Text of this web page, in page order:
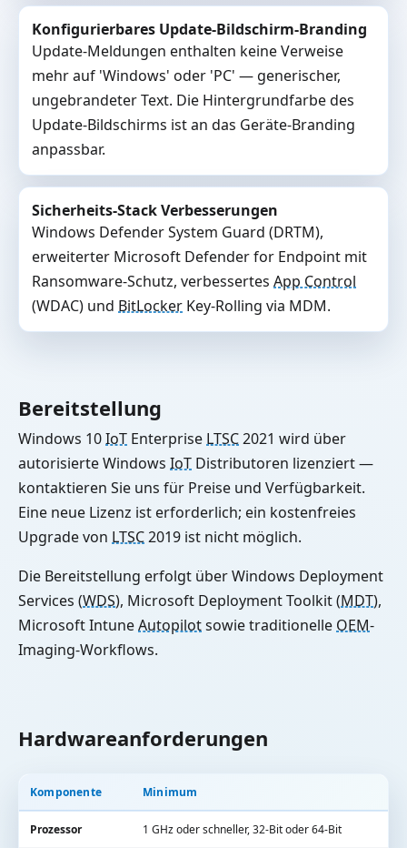
Konfigurierbares Update-Bildschirm-Branding
Update-Meldungen enthalten keine Verweise
mehr auf 'Windows' oder 'PC' — generischer,
ungebrandeter Text. Die Hintergrundfarbe des
Update-Bildschirms ist an das Geräte-Branding
anpassbar.
Sicherheits-Stack Verbesserungen
Windows Defender System Guard (DRTM),
erweiterter Microsoft Defender for Endpoint mit
Ransomware-Schutz, verbessertes App Control
(WDAC) und BitLocker Key-Rolling via MDM.
Bereitstellung
Windows 10IoT Enterprise LTSC2021 wird über
autorisierte Windows IoT Distributoren lizenziert —
kontaktieren Sie uns für Preise und Verfügbarkeit.
Eine neue Lizenz ist erforderlich; ein kostenfreies
Upgrade von LTSC2019 ist nicht möglich.
Die Bereitstellung erfolgt über Windows Deployment
Services (WDS), Microsoft Deployment Toolkit (MDT),
Microsoft IntuneAutopilotsowie traditionelle OEM-
Imaging-Workflows.
Hardwareanforderungen
Komponente Minimum
Prozessor 1 GHz oder schneller, 32-Bit oder 64-Bit